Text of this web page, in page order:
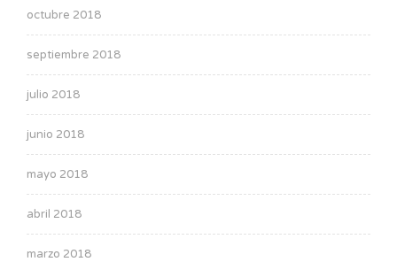
octubre 2018
septiembre 2018
julio 2018
junio 2018
mayo 2018
abril 2018
marzo 2018